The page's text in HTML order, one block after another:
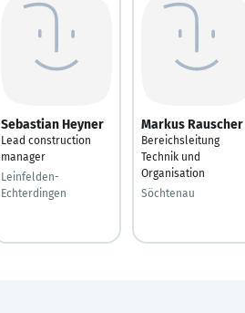
Sebastian Heyner
Lead construction
manager
Leinfelden-
Echterdingen
Markus Rauscher
Bereichsleitung
Technik und
Organisation
Söchtenau